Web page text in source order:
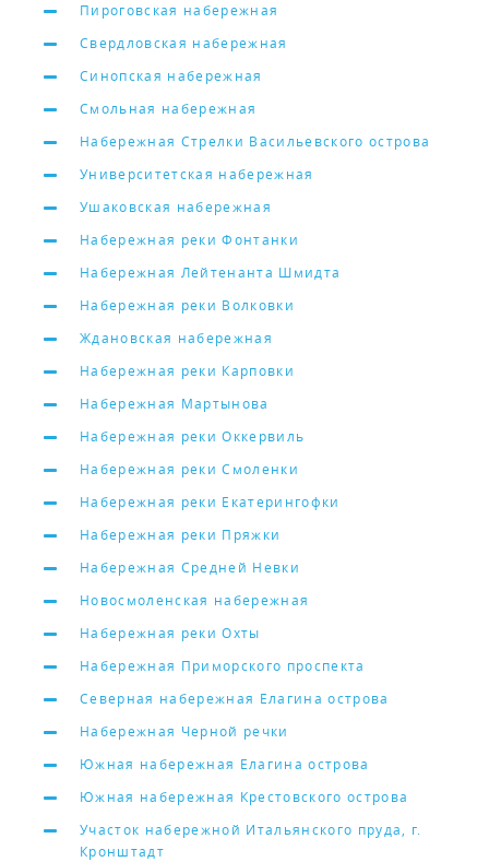
Пироговская набережная
Свердловская набережная
Синопская набережная
Смольная набережная
Набережная Стрелки Васильевского острова
Университетская набережная
Ушаковская набережная
Набережная реки Фонтанки
Набережная Лейтенанта Шмидта
Набережная реки Волковки
Ждановская набережная
Набережная реки Карповки
Набережная Мартынова
Набережная реки Оккервиль
Набережная реки Смоленки
Набережная реки Екатерингофки
Набережная реки Пряжки
Набережная Средней Невки
Новосмоленская набережная
Набережная реки Охты
Набережная Приморского проспекта
Северная набережная Елагина острова
Набережная Черной речки
Южная набережная Елагина острова
Южная набережная Крестовского острова
Участок набережной Итальянского пруда, г.
Кронштадт